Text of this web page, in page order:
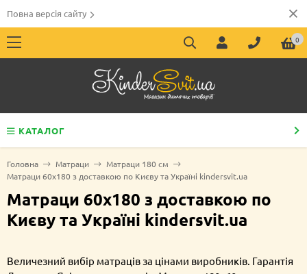
Повна версія сайту
0
КАТАЛОГ
Головна Матраци
Матраци 180 см
Матраци 60х180 з доставкою по Києву та Україні kindersvit.ua
Матраци 60х180 з доставкою по
Києву та Україні kindersvit.ua
Величезний вибір матраців за цінами виробників. Гарантія